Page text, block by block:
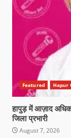
Featured Hapur
हापुड़ में आज़ाद
जिला प्रभारी
August 7, 2026